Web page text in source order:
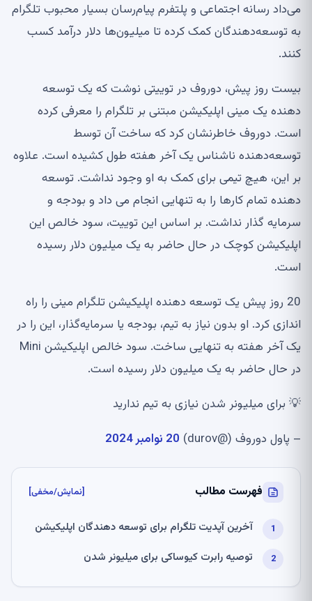
می‌داد رسانه اجتماعی و پلتفرم پیام‌رسان بسیار محبوب تلگرام
به توسعه‌دهندگان کمک کرده تا میلیون‌ها دلار درآمد کسب
کنند.
بیست روز پیش، دوروف در توییتی نوشت که یک توسعه
دهنده یک مینی اپلیکیشن مبتنی بر تلگرام را معرفی کرده
است. دوروف خاطرنشان کرد که ساخت آن توسط
توسعه‌دهنده ناشناس یک آخر هفته طول کشیده است. علاوه
بر این، هیچ تیمی برای کمک به او وجود نداشت. توسعه
دهنده تمام کارها را به تنهایی انجام می داد و بودجه و
سرمایه گذار نداشت. بر اساس این توییت، سود خالص این
اپلیکیشن کوچک در حال حاضر به یک میلیون دلار رسیده
است.
20 روز پیش یک توسعه دهنده اپلیکیشن تلگرام مینی را راه
اندازی کرد. او بدون نیاز به تیم، بودجه یا سرمایه‌گذار، این را در
یک آخر هفته به تنهایی ساخت. سود خالص اپلیکیشن Mini
در حال حاضر به یک میلیون دلار رسیده است.
💡 برای میلیونر شدن نیازی به تیم ندارید
– پاول دوروف (@durov)
20 نوامبر 2024
فهرست مطالب [نمایش/مخفی]
آخرین آپدیت تلگرام برای توسعه دهندگان اپلیکیشن
توصیه رابرت کیوساکی برای میلیونر شدن